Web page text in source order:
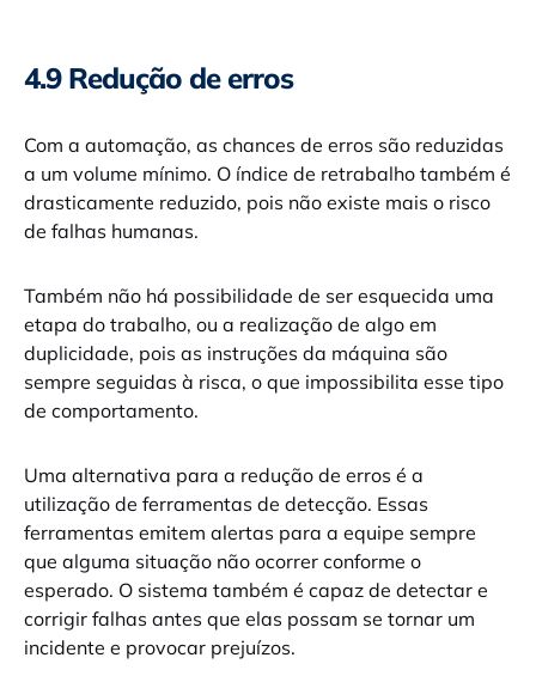
4.9 Redução de erros
Com a automação, as chances de erros são reduzidas
a um volume mínimo. O índice de retrabalho também é
drasticamente reduzido, pois não existe mais o risco
de falhas humanas.
Também não há possibilidade de ser esquecida uma
etapa do trabalho, ou a realização de algo em
duplicidade, pois as instruções da máquina são
sempre seguidas à risca, o que impossibilita esse tipo
de comportamento.
Uma alternativa para a redução de erros é a
utilização de ferramentas de detecção. Essas
ferramentas emitem alertas para a equipe sempre
que alguma situação não ocorrer conforme o
esperado. O sistema também é capaz de detectar e
corrigir falhas antes que elas possam se tornar um
incidente e provocar prejuízos.